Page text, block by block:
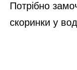
Потрібно
скоринки у